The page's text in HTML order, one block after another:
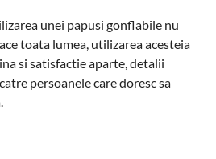
unei papusi gonflabile nu
toata lumea, utilizarea acesteia
si satisfactie aparte, detalii
persoanele care doresc sa